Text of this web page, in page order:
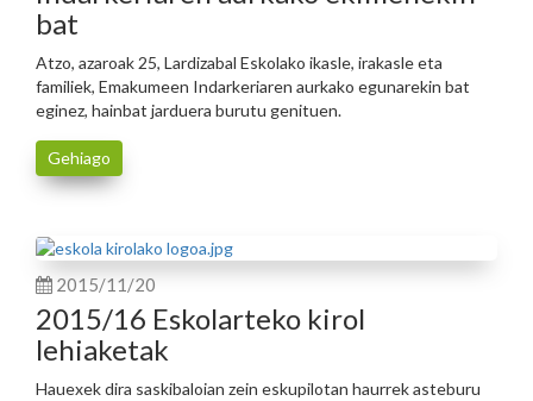
bat
Atzo, azaroak 25, Lardizabal Eskolako ikasle, irakasle eta
familiek, Emakumeen Indarkeriaren aurkako egunarekin bat
eginez, hainbat jarduera burutu genituen.
Gehiago
2015/11/20
2015/16 Eskolarteko kirol
lehiaketak
Hauexek dira saskibaloian zein eskupilotan haurrek asteburu